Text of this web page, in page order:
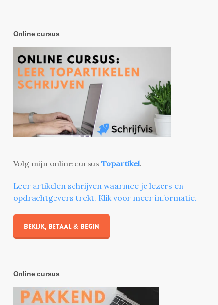
Online cursus
Volg mijn online cursus Topartikel.
Leer artikelen schrijven waarmee je lezers en
opdrachtgevers trekt. Klik voor meer informatie.
Bekijk, betaal & begin
Online cursus